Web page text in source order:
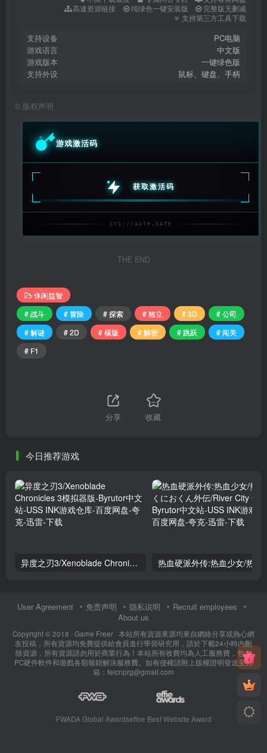
高速资源链接
纯绿色一键安装版
完整版无删减
支持第三方工具下载
支持设备
PC电脑
游戏语言
中文版
游戏版本
一键绿色版
支持外设
鼠标、键盘、手柄
© 版权声明
游戏激活码
获取激活码
SYS://AUTH.GATE
THE END
休闲益智
# 战斗
# 冒险 # 探索 # 独立 # 3D
# 公司
# 解谜
# 2D # 横版 # 解密 # 跳跃
# 闯关
# F1
分享 收藏
今日推荐游戏
异度之刃3/Xenoblade Chronicles 3模拟器版
User Agreement 免责声明 隐私说明
Recruit employees
About us
Copyright © 2018 · Game Freer · 本站所有資源來源均來自網絡分享或熱心網
友投稿，所有資源均免費提供給會員進行學習研究用，請於下載24小時內刪
除資源，所有資源請勿用於商業行為！本站所有收費均為人工服務費，包含
PC硬件軟件和遊戲各類報錯解決服務費。如有侵權請附上版權證明發送至郵
箱：feicnprg@gmail.com
FWADA Global Awardseffoe Best Website Award